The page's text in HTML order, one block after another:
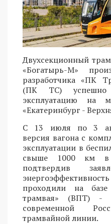
Двухсекционный
«Богатырь-М»
разработчика «ПК
(ПК ТС) успешно
эксплуатацию на
«Екатеринбург -
С 13 июля по 3
версия вагона с
эксплуатации в
свыше 1000 км в
подтвердив
проходили на базе
трамвая» (ВПТ) -
современной
трамвайной линии.